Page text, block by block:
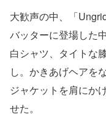
大歓声の中、「
バッターに登場した
白シャツ、タイトな
し。かきあげヘアを
ジャケットを肩にか
せた。